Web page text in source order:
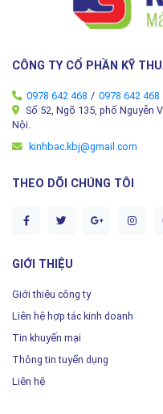
CÔNG TY CỔ PHẦN KỸ
0978 642 468 / 0978 642 468
Số 52, Ngõ 135, phố Nguyễn
Nội.
kinhbac.kbj@gmail.com
THEO DÕI CHÚNG TÔI
GIỚI THIỆU
Giới thiệu công ty
Liên hệ hợp tác kinh doanh
Tin khuyến mại
Thông tin tuyển dụng
Liên hệ